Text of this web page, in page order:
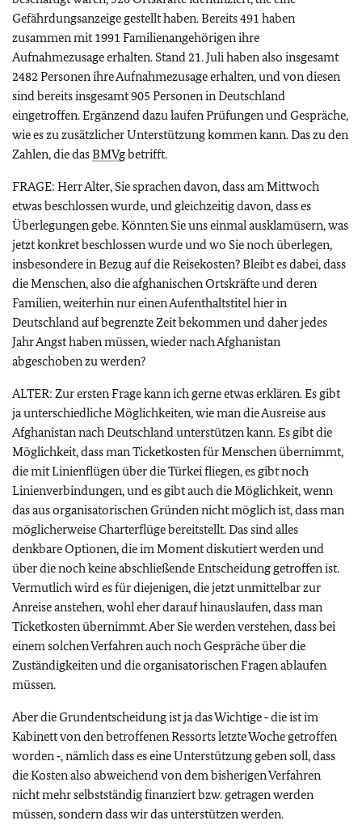
Gefährdungsanzeige gestellt haben. Bereits 491 haben
zusammen mit 1991 Familienangehörigen ihre
Aufnahmezusage erhalten. Stand 21. Juli haben also insgesamt
2482 Personen ihre Aufnahmezusage erhalten, und von diesen
sind bereits insgesamt 905 Personen in Deutschland
eingetroffen. Ergänzend dazu laufen Prüfungen und Gespräche,
wie es zu zusätzlicher Unterstützung kommen kann. Das zu den
Zahlen, die dasBMVgbetrifft.
FRAGE: Herr Alter, Sie sprachen davon, dass am Mittwoch
etwas beschlossen wurde, und gleichzeitig davon, dass es
Überlegungen gebe. Könnten Sie uns einmal ausklamüsern, was
jetzt konkret beschlossen wurde und wo Sie noch überlegen,
insbesondere in Bezug auf die Reisekosten? Bleibt es dabei, dass
die Menschen, also die afghanischen Ortskräfte und deren
Familien, weiterhin nur einen Aufenthaltstitel hier in
Deutschland auf begrenzte Zeit bekommen und daher jedes
Jahr Angst haben müssen, wieder nach Afghanistan
abgeschoben zu werden?
ALTER: Zur ersten Frage kann ich gerne etwas erklären. Es gibt
ja unterschiedliche Möglichkeiten, wie man die Ausreise aus
Afghanistan nach Deutschland unterstützen kann. Es gibt die
Möglichkeit, dass man Ticketkosten für Menschen übernimmt,
die mit Linienflügen über die Türkei fliegen, es gibt noch
Linienverbindungen, und es gibt auch die Möglichkeit, wenn
das aus organisatorischen Gründen nicht möglich ist, dass man
möglicherweise Charterflüge bereitstellt. Das sind alles
denkbare Optionen, die im Moment diskutiert werden und
über die noch keine abschließende Entscheidung getroffen ist.
Vermutlich wird es für diejenigen, die jetzt unmittelbar zur
Anreise anstehen, wohl eher darauf hinauslaufen, dass man
Ticketkosten übernimmt. Aber Sie werden verstehen, dass bei
einem solchen Verfahren auch noch Gespräche über die
Zuständigkeiten und die organisatorischen Fragen ablaufen
müssen.
Aber die Grundentscheidung ist ja das Wichtige ‑ die ist im
Kabinett von den betroffenen Ressorts letzte Woche getroffen
worden ‑, nämlich dass es eine Unterstützung geben soll, dass
die Kosten also abweichend von dem bisherigen Verfahren
nicht mehr selbstständig finanziert bzw. getragen werden
müssen, sondern dass wir das unterstützen werden.